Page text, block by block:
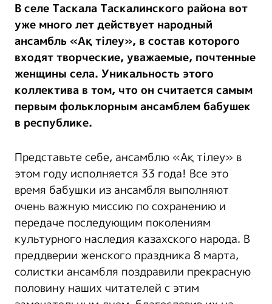
В селе Таскала Таскалинского района вот
уже много лет действует народный
ансамбль «Ақ тілеу», в состав которого
входят творческие, уважаемые, почтенные
женщины села. Уникальность этого
коллектива в том, что он считается самым
первым фольклорным ансамблем бабушек
в республике.
Представьте себе, ансамблю «Ақ тілеу» в
этом году исполняется 33 года! Все это
время бабушки из ансамбля выполняют
очень важную миссию по сохранению и
передаче последующим поколениям
культурного наследия казахского народа. В
преддверии женского праздника 8 марта,
солистки ансамбля поздравили прекрасную
половину наших читателей с этим